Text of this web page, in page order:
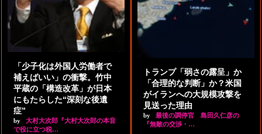
「少子化は外国人労働者で
補えばいい」の衝撃。竹中
平蔵の「構造改革」が日本
にもたらした“深刻な後遺
症”
by
大村大次郎『大村大次郎の本音
で役に立つ税…
トランプ「弱さの露呈」か
「合理的な判断」か？米国
がイランへの大規模攻撃を
見送った理由
by
最後の調停官 島田久仁彦の
『無敵の交渉・…